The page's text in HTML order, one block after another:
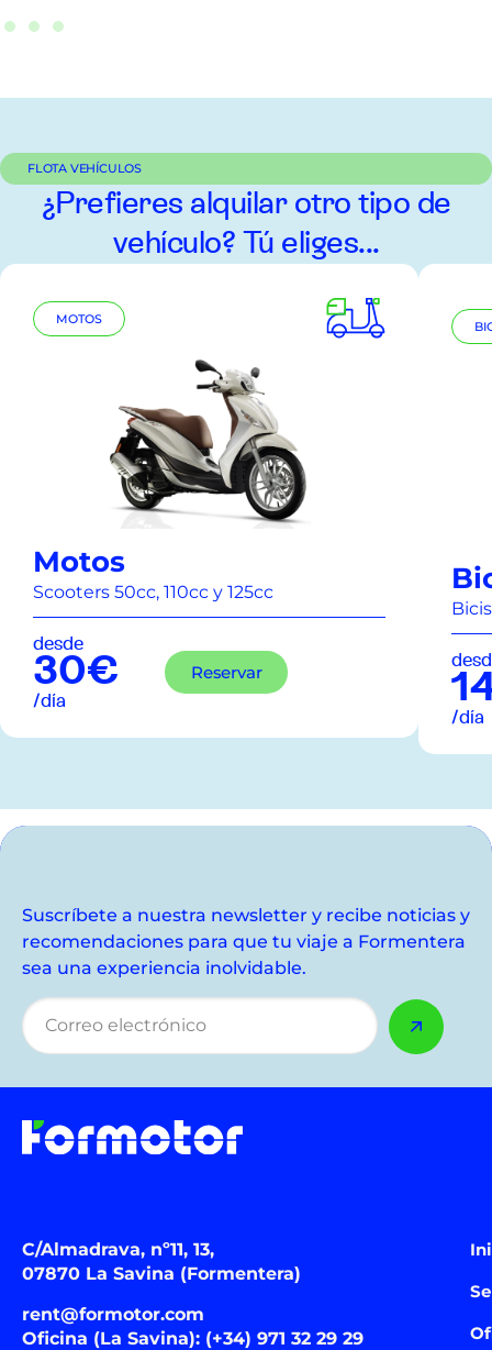
FLOTA VEHÍCULOS
¿Prefieres alquilar otro tipo de
vehículo? Tú eliges...
MOTOS
Motos
Scooters 50cc, 110cc y 125cc
desde
30€
/día
Reservar
/día
Suscríbete a nuestra newsletter y recibe noticias y
recomendaciones para que tu viaje a Formentera
sea una experiencia inolvidable.
C/Almadrava, nº11, 13,
07870 La Savina (Formentera)
rent@formotor.com
Oficina (La Savina): (+34) 971 32 29 29